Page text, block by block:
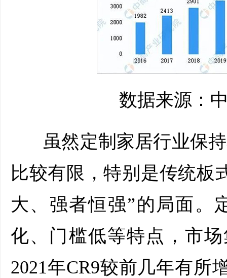
数据来源：中
虽然定制家居行业保持
比较有限，特别是传统板
大、强者恒强”的局面。
化、门槛低等特点，市
2021年CR9较前几年有所